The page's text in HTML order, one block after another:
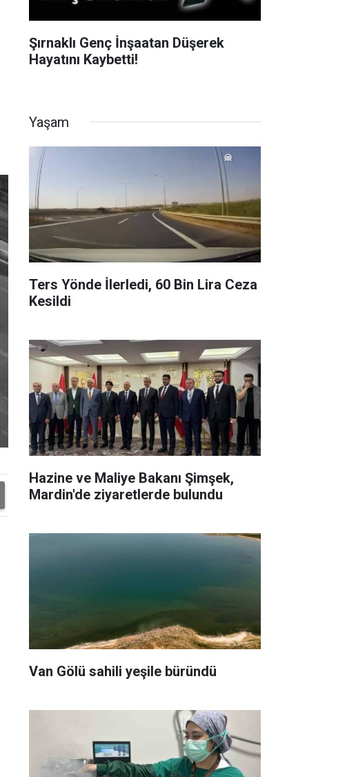
Şırnaklı Genç İnşaatan Düşerek
Hayatını Kaybetti!
Yaşam
Ters Yönde İlerledi, 60 Bin Lira Ceza
Kesildi
Hazine ve Maliye Bakanı Şimşek,
Mardin'de ziyaretlerde bulundu
Van Gölü sahili yeşile büründü